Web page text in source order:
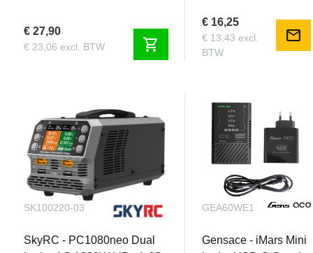
€ 27,90
€ 23,06 excl. BTW shopping_cart
€ 16,25
€ 13,43 excl.
BTW
mail
SK100220-03
SkyRC - PC1080neo Dual
GEA60WE1
Gensace - iMars Mini